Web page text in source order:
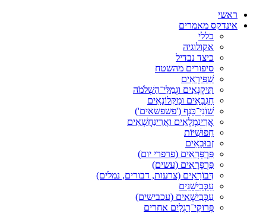
ראשי
אינדקס מאמרים
כללי
אקולוגיה
כיצד נבדיל
סיפורים מהשטח
שַׁפִּירָאִים
תִּיקָנָאִים וגְּמַלֵּי־הַשְׁלֹמֹה
חַגְבָאִים ומַקְּלוֹנָאִים
שׁוֹנֵי־כָּנָף ('פשפשאים')
אֲרִינִמְלָאִים ואֲרִינַחֲשָׁאִים
חִפּוּשִׁיּוֹת
זְבוּבָאִים
פַּרְפָּרָאִים (פרפרי יום)
פַּרְפָּרָאִים (עשים)
דְּבוֹרָאִים (צרעות, דבורים, נמלים)
עַכְּבִישָׁנִים
עַכְּבִישָׁאִים (עכבישים)
פְּרוּקֵי־רַגְלַיִם אחרים